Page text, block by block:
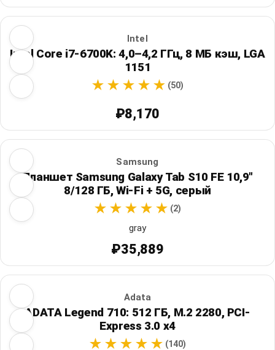
Intel
Intel Core i7-6700K: 4,0–4,2 ГГц, 8 МБ кэш, LGA
1151
(50)
₽8,170
Samsung
Планшет Samsung Galaxy Tab S10 FE 10,9"
8/128 ГБ, Wi‑Fi + 5G, серый
(2)
gray
₽35,889
Adata
ADATA Legend 710: 512 ГБ, M.2 2280, PCI-
Express 3.0 x4
(140)